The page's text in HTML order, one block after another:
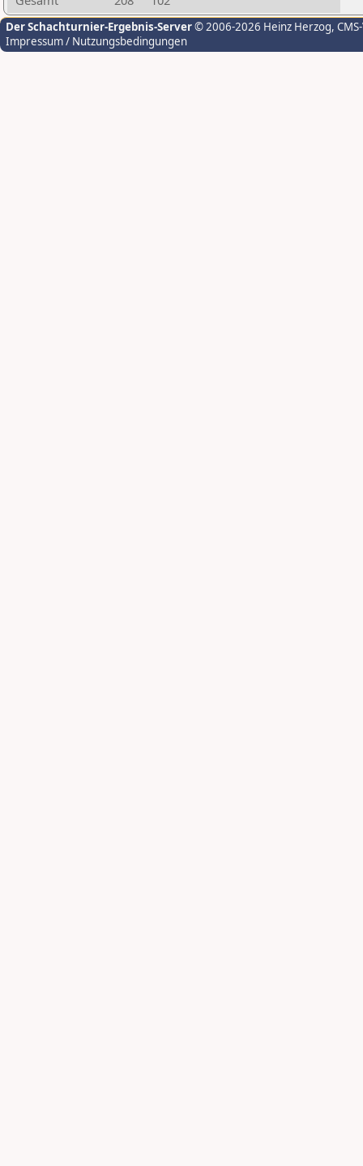
Der Schachturnier-Ergebnis-Server© 2006-2026 Heinz Herzog,
Impressum / Nutzungsbedingungen